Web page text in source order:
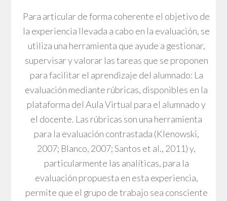
Para articular de forma coherente el objetivo de
la experiencia llevada a cabo en la evaluación, se
utiliza una herramienta que ayude a gestionar,
supervisar y valorar las tareas que se proponen
para facilitar el aprendizaje del alumnado: La
evaluación mediante rúbricas, disponibles en la
plataforma del Aula Virtual para el alumnado y
el docente. Las rúbricas son una herramienta
para la evaluación contrastada (Klenowski,
2007; Blanco, 2007; Santos et al., 2011) y,
particularmente las analíticas, para la
evaluación propuesta en esta experiencia,
permite que el grupo de trabajo sea consciente